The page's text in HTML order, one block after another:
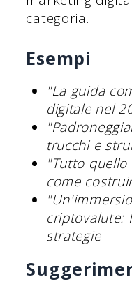
categoria.
Esempi
"La guida
digitale nel
trucchi e
"Tutto quello
come
criptovalute:
strategie